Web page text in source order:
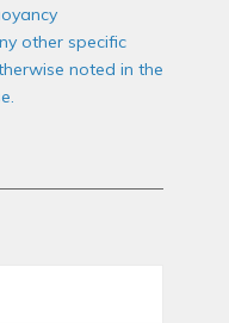
other specific
noted in the